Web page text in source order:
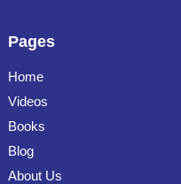
Pages
Home
Videos
Books
Blog
About Us